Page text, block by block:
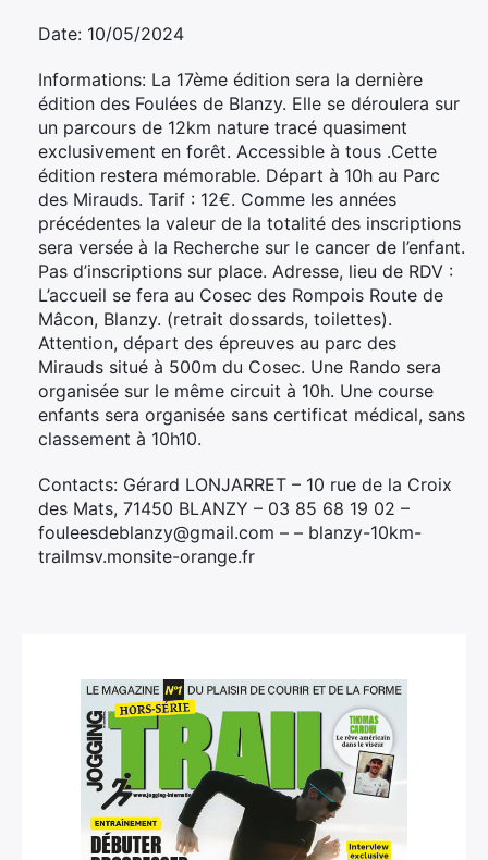
Date: 10/05/2024
Informations: La 17ème édition sera la dernière
édition des Foulées de Blanzy. Elle se déroulera sur
un parcours de 12km nature tracé quasiment
exclusivement en forêt. Accessible à tous .Cette
édition restera mémorable. Départ à 10h au Parc
des Mirauds. Tarif : 12€. Comme les années
précédentes la valeur de la totalité des inscriptions
sera versée à la Recherche sur le cancer de l’enfant.
Pas d’inscriptions sur place. Adresse, lieu de RDV :
L’accueil se fera au Cosec des Rompois Route de
Mâcon, Blanzy. (retrait dossards, toilettes).
Attention, départ des épreuves au parc des
Mirauds situé à 500m du Cosec. Une Rando sera
organisée sur le même circuit à 10h. Une course
enfants sera organisée sans certificat médical, sans
classement à 10h10.
Contacts: Gérard LONJARRET – 10 rue de la Croix
des Mats, 71450 BLANZY – 03 85 68 19 02 –
fouleesdeblanzy@gmail.com – – blanzy-10km-
trailmsv.monsite-orange.fr